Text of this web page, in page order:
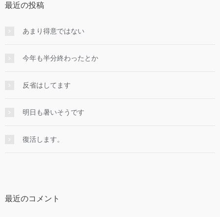
最近の投稿
あまり得意ではない
今年も半分終わったとか
反省はしてます
明日も暑いそうです
復活します。
最近のコメント